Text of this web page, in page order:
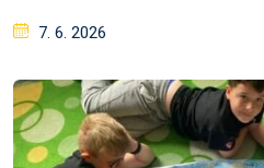
Posted
7. 6. 2026